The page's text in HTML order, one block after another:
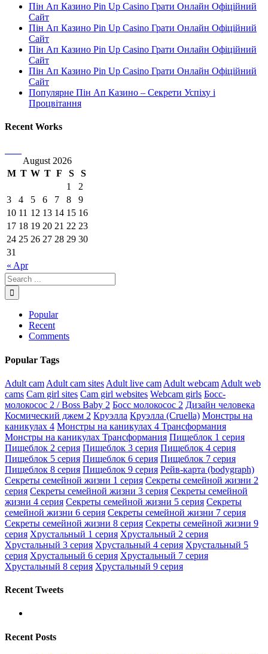
Пін Ап Казино Pin Up Casino Грати Онлайн Офіційний
Сайт
Пін Ап Казино Pin Up Casino Грати Онлайн Офіційний
Сайт
Пін Ап Казино Pin Up Casino Грати Онлайн Офіційний
Сайт
Пін Ап Казино Pin Up Casino Грати Онлайн Офіційний
Сайт
Популярне Пін Ап Казино – Секрети Успіху і
Процвітання
Recent Works
August 2026
M T W T F S S
« Apr
1
2
3
4 5 6 7 8
9
10 11 12 13 14 15 16
17 18 19 20 21 22 23
24 25 26 27 28 29 30
31
Popular
Recent
Comments
Popular Tags
Adult cam Adult cam sites Adult live cam Adult webcam Adult web
cams Cam girl sites Cam girl websites Webcam girls Босс-
молокосос 2 / Boss Baby 2 Босс молокосос 2 Дизайн человека
Космический джем 2 Круэлла Круэлла (Cruella) Монстры на
каникулах 4 Монстры на каникулах 4 Трансформания
Монстры на каникулах Трансформания Пищеблок 1 серия
Пищеблок 2 серия Пищеблок 3 серия Пищеблок 4 серия
Пищеблок 5 серия Пищеблок 6 серия Пищеблок 7 серия
Пищеблок 8 серия Пищеблок 9 серия Рейв-карта (bodygraph)
Секреты семейной жизни 1 серия Секреты семейной жизни 2
серия Секреты семейной жизни 3 серия Секреты семейной
жизни 4 серия Секреты семейной жизни 5 серия Секреты
семейной жизни 6 серия Секреты семейной жизни 7 серия
Секреты семейной жизни 8 серия Секреты семейной жизни 9
серия Хрустальный 1 серия Хрустальный 2 серия
Хрустальный 3 серия Хрустальный 4 серия Хрустальный 5
серия Хрустальный 6 серия Хрустальный 7 серия
Хрустальный 8 серия Хрустальный 9 серия
Recent Tweets
Recent Posts